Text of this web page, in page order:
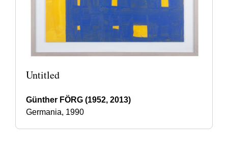
Untitled
Günther FÖRG (1952, 2013)
Germania, 1990